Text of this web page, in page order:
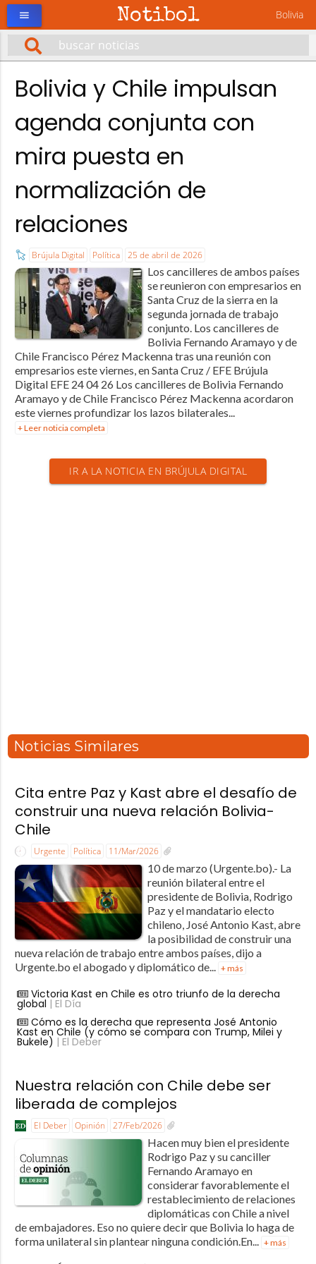
Notibol Bolivia
menu
Bolivia y Chile impulsan
agenda conjunta con
mira puesta en
normalización de
relaciones
Brújula Digital Política 25 de abril de 2026
Los cancilleres de ambos países
se reunieron con empresarios en
Santa Cruz de la sierra en la
segunda jornada de trabajo
conjunto. Los cancilleres de
Bolivia Fernando Aramayo y de
Chile Francisco Pérez Mackenna tras una reunión con
empresarios este viernes, en Santa Cruz / EFE Brújula
Digital EFE 24 04 26 Los cancilleres de Bolivia Fernando
Aramayo y de Chile Francisco Pérez Mackenna acordaron
este viernes profundizar los lazos bilaterales...
+ Leer noticia completa
IR A LA NOTICIA EN BRÚJULA DIGITAL
Noticias Similares
Cita entre Paz y Kast abre el desafío de
construir una nueva relación Bolivia-
Chile
Urgente Política 11/Mar/2026
10 de marzo (Urgente.bo).- La
reunión bilateral entre el
presidente de Bolivia, Rodrigo
Paz y el mandatario electo
chileno, José Antonio Kast, abre
la posibilidad de construir una
nueva relación de trabajo entre ambos países, dijo a
Urgente.bo el abogado y diplomático de... + más
Victoria Kast en Chile es otro triunfo de la derecha
global | El Día
Cómo es la derecha que representa José Antonio
Kast en Chile (y cómo se compara con Trump, Milei y
Bukele) | El Deber
Nuestra relación con Chile debe ser
liberada de complejos
El Deber Opinión 27/Feb/2026
Hacen muy bien el presidente
Rodrigo Paz y su canciller
Fernando Aramayo en
considerar favorablemente el
restablecimiento de relaciones
diplomáticas con Chile a nivel
de embajadores. Eso no quiere decir que Bolivia lo haga de
forma unilateral sin plantear ninguna condición.En...
+ más